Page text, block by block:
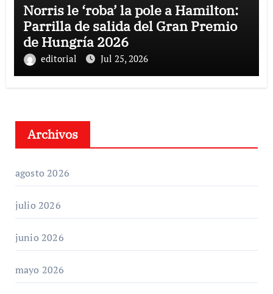
Norris le ‘roba’ la pole a Hamilton:
Parrilla de salida del Gran Premio
de Hungría 2026
editorial Jul 25, 2026
Archivos
agosto 2026
julio 2026
junio 2026
mayo 2026